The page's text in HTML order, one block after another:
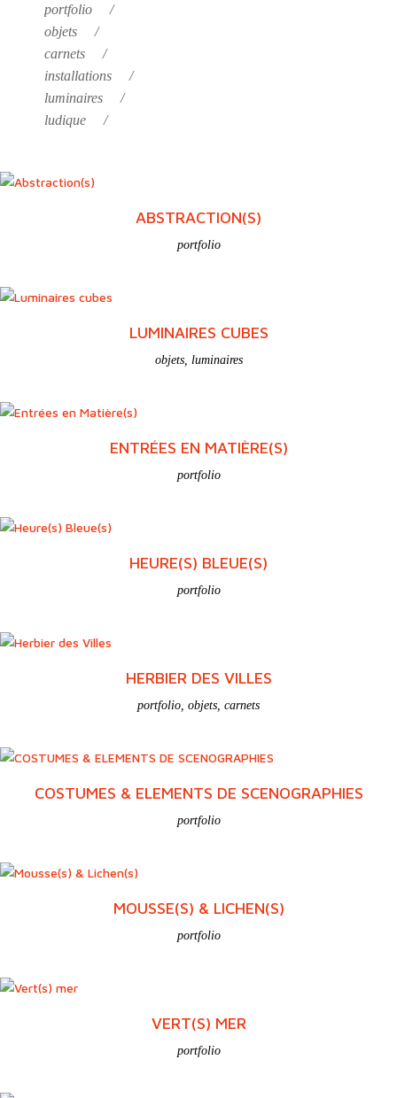
portfolio
objets
carnets
installations
luminaires
ludique
ABSTRACTION(S)
portfolio
LUMINAIRES CUBES
objets, luminaires
ENTRÉES EN MATIÈRE(S)
portfolio
HEURE(S) BLEUE(S)
portfolio
HERBIER DES VILLES
portfolio objets carnets
COSTUMES & ELEMENTS DE SCENOGRAPHIES
portfolio
MOUSSE(S) & LICHEN(S)
portfolio
VERT(S) MER
portfolio